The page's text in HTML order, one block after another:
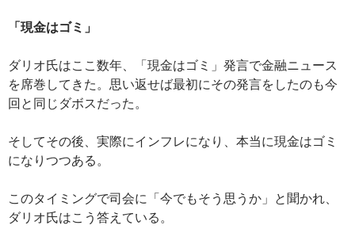
「現金はゴミ」
ダリオ氏はここ数年、「現金はゴミ」発言で金融ニュース
を席巻してきた。思い返せば最初にその発言をしたのも今
回と同じダボスだった。
そしてその後、実際にインフレになり、本当に現金はゴミ
になりつつある。
このタイミングで司会に「今でもそう思うか」と聞かれ、
ダリオ氏はこう答えている。